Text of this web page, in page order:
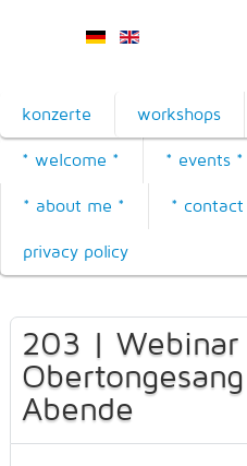
konzerte workshops
* welcome * * events *
* about me * * contact
privacy policy
203 | Webinar
Abende